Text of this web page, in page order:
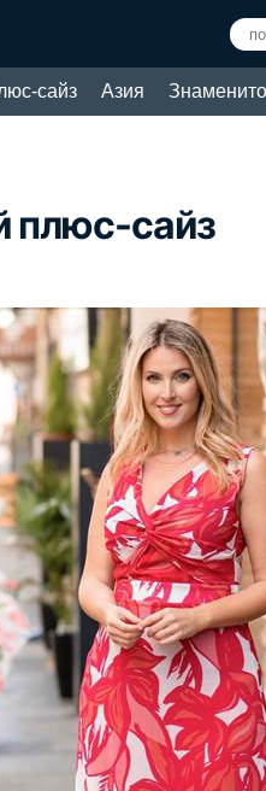
сайз Азия
плюс-сайз